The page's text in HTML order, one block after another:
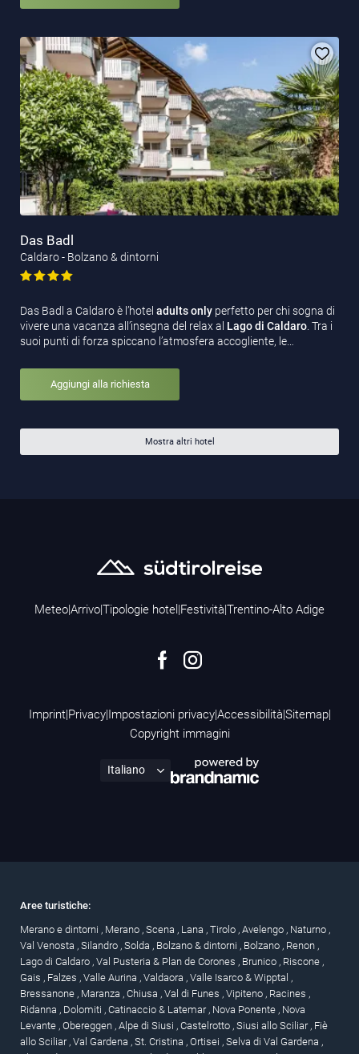
Das Badl
Caldaro - Bolzano & dintorni
Das Badl a Caldaro è l’hotel adults only perfetto per chi sogna di
vivere una vacanza all’insegna del relax al Lago di Caldaro . Tra i
suoi punti di forza spiccano l’atmosfera accogliente, le…
Aggiungi alla richiesta
Mostra altri hotel
Meteo|Arrivo|Tipologie hotel |Festività|Trentino-Alto Adige
Imprint|Privacy|Impostazioni privacy|Accessibilità|Sitemap|
Copyright immagini
Aree turistiche:
Merano e dintorni , Merano , Scena , Lana , Tirolo , Avelengo , Naturno ,
Val Venosta , Silandro , Solda , Bolzano & dintorni , Bolzano , Renon ,
Lago di Caldaro , Val Pusteria & Plan de Corones , Brunico , Riscone ,
Gais , Falzes , Valle Aurina , Valdaora , Valle Isarco & Wipptal ,
Bressanone , Maranza , Chiusa , Val di Funes , Vipiteno , Racines ,
Ridanna , Dolomiti , Catinaccio & Latemar , Nova Ponente , Nova
Levante , Obereggen , Alpe di Siusi , Castelrotto , Siusi allo Sciliar , Fiè
allo Sciliar , Val Gardena , St. Cristina , Ortisei , Selva di Val Gardena ,